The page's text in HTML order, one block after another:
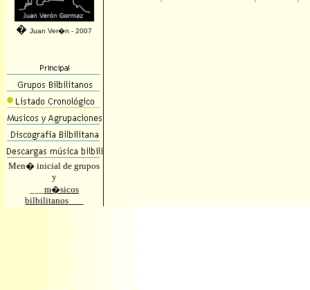
�Juan Ver�n - 2007
Men� inicial de grupos
y
m�sicos
bilbilitanos___